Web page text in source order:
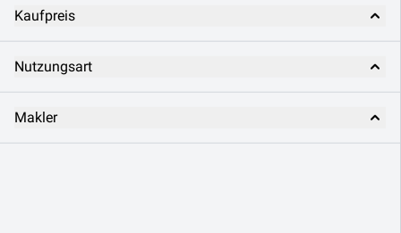
Kaufpreis
Nutzungsart
Makler